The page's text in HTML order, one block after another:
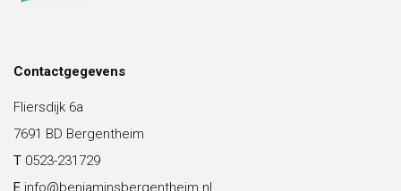
Contactgegevens
Fliersdijk 6a
7691 BD Bergentheim
T 0523-231729
E info@benjaminsbergentheim.nl